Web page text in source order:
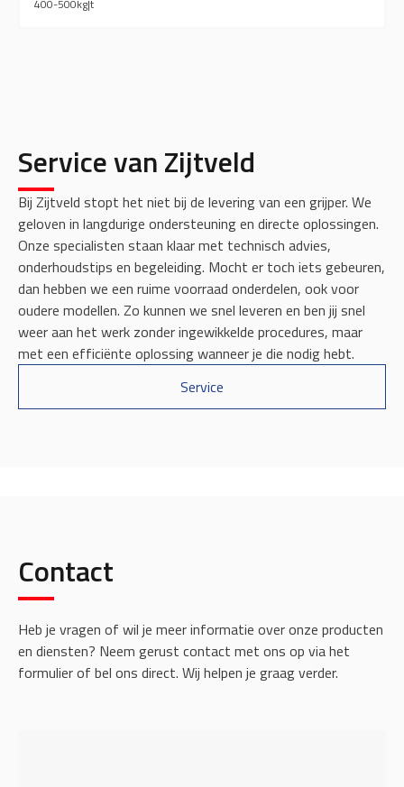
400-500kg|t
Service van Zijtveld
Bij Zijtveld stopt het niet bij de levering van een grijper. We
geloven in langdurige ondersteuning en directe oplossingen.
Onze specialisten staan klaar met technisch advies,
onderhoudstips en begeleiding. Mocht er toch iets gebeuren,
dan hebben we een ruime voorraad onderdelen, ook voor
oudere modellen. Zo kunnen we snel leveren en ben jij snel
weer aan het werk zonder ingewikkelde procedures, maar
met een efficiënte oplossing wanneer je die nodig hebt.
Service
Contact
Heb je vragen of wil je meer informatie over onze producten
en diensten? Neem gerust contact met ons op via het
formulier of bel ons direct. Wij helpen je graag verder.